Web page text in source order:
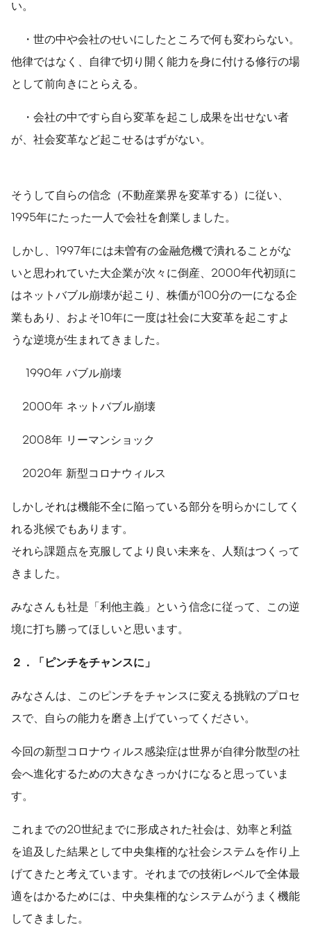
い。
・世の中や会社のせいにしたところで何も変わらない。
他律ではなく、自律で切り開く能力を身に付ける修行の場
として前向きにとらえる。
・会社の中ですら自ら変革を起こし成果を出せない者
が、社会変革など起こせるはずがない。
そうして自らの信念（不動産業界を変革する）に従い、
1995年にたった一人で会社を創業しました。
しかし、1997年には未曽有の金融危機で潰れることがな
いと思われていた大企業が次々に倒産、2000年代初頭に
はネットバブル崩壊が起こり、株価が100分の一になる企
業もあり、およそ10年に一度は社会に大変革を起こすよ
うな逆境が生まれてきました。
1990年 バブル崩壊
2000年 ネットバブル崩壊
2008年 リーマンショック
2020年 新型コロナウィルス
しかしそれは機能不全に陥っている部分を明らかにしてく
れる兆候でもあります。
それら課題点を克服してより良い未来を、人類はつくって
きました。
みなさんも社是「利他主義」という信念に従って、この逆
境に打ち勝ってほしいと思います。
２．「ピンチをチャンスに」
みなさんは、このピンチをチャンスに変える挑戦のプロセ
スで、自らの能力を磨き上げていってください。
今回の新型コロナウィルス感染症は世界が自律分散型の社
会へ進化するための大きなきっかけになると思っていま
す。
これまでの20世紀までに形成された社会は、効率と利益
を追及した結果として中央集権的な社会システムを作り上
げてきたと考えています。それまでの技術レベルで全体最
適をはかるためには、中央集権的なシステムがうまく機能
してきました。